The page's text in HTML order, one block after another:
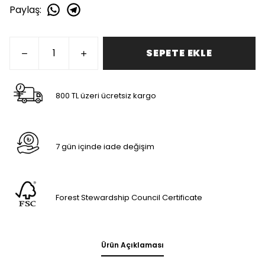
Paylaş:
SEPETE EKLE
800 TL üzeri ücretsiz kargo
7 gün içinde iade değişim
Forest Stewardship Council Certificate
Ürün Açıklaması